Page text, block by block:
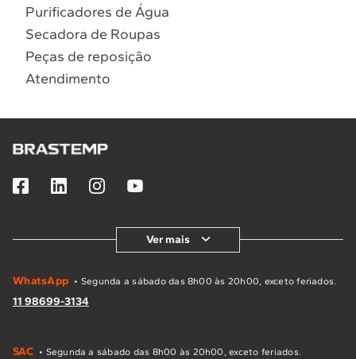
Purificadores de Água
Secadora de Roupas
Peças de reposição
Atendimento
Ver mais
WhatsApp • Segunda a sábado das 8h00 às 20h00, exceto feriados.
11 98699-3134
SAC • Segunda a sábado das 8h00 às 20h00, exceto feriados.